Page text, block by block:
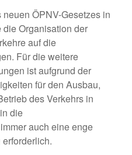
ÖPNV-Gesetzes in
Organisation der
auf die
Für die weitere
ist aufgrund der
für den Ausbau,
des Verkehrs in
die
auch eine enge